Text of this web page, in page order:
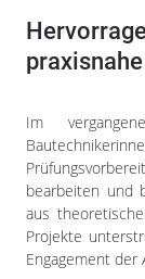
Im
bearbeiten und
aus
Projekte
Engagement der